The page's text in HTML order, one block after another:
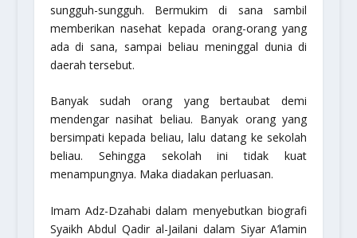
sungguh-sungguh. Bermukim di sana sambil
memberikan nasehat kepada orang-orang yang
ada di sana, sampai beliau meninggal dunia di
daerah tersebut.
Banyak sudah orang yang bertaubat demi
mendengar nasihat beliau. Banyak orang yang
bersimpati kepada beliau, lalu datang ke sekolah
beliau. Sehingga sekolah ini tidak kuat
menampungnya. Maka diadakan perluasan.
Imam Adz-Dzahabi dalam menyebutkan biografi
Syaikh Abdul Qadir al-Jailani dalam Siyar A’lamin